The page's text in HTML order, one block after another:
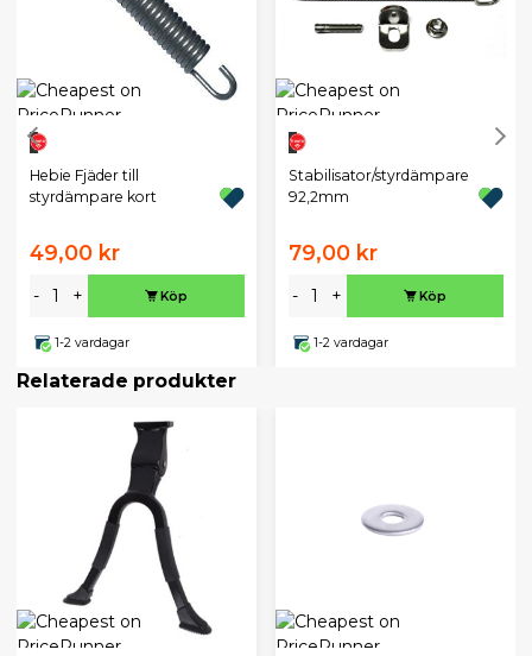
Hebie Fjäder till
styrdämpare kort
49,00 kr
- + Köp
1-2 vardagar
Stabilisator/styrdämpare
92,2mm
79,00 kr
- + Köp
1-2 vardagar
Relaterade produkter